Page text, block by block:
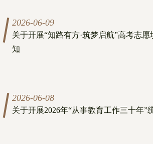
2026-06-09
关于开展“知路有方·筑梦启航”高考志
知
2026-06-08
关于开展2026年“从事教育工作三十年”